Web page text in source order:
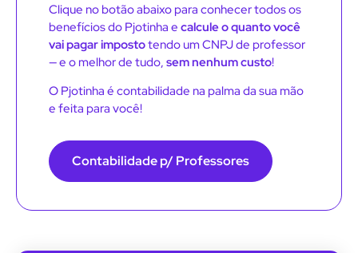
Clique no botão abaixo para conhecer todos os
benefícios do Pjotinha e calcule o quanto você
vai pagar impostotendo um CNPJ de professor
— e o melhor de tudo, sem nenhum custo!
O Pjotinha é contabilidade na palma da sua mão
e feita para você!
Contabilidade p/ Professores